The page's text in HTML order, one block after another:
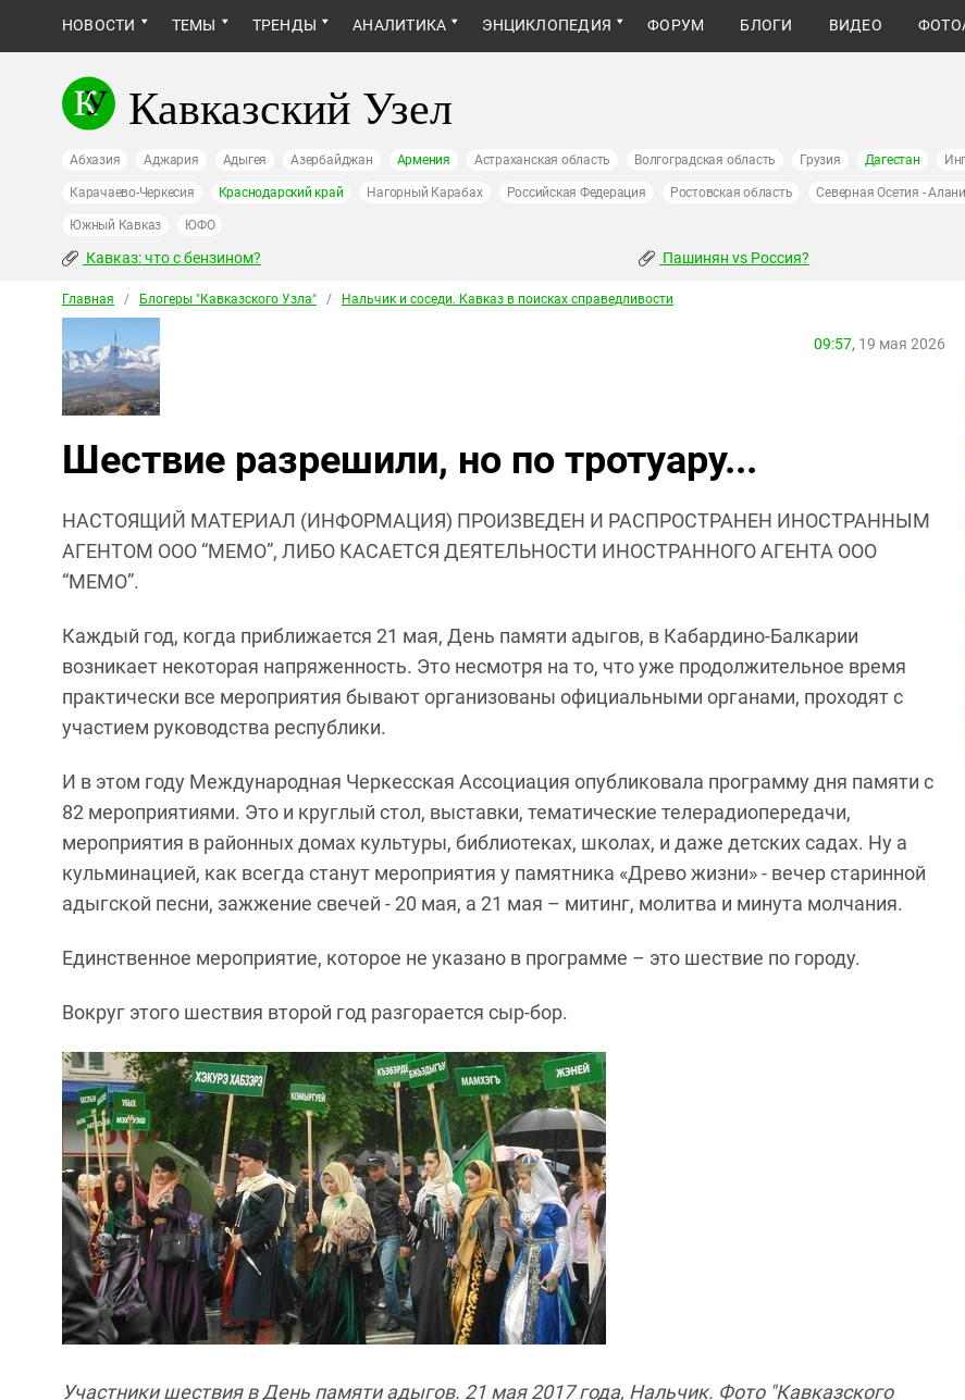
НОВОСТИ ТЕМЫ ТРЕНДЫ АНАЛИТИКА ЭНЦИКЛОПЕДИЯ ФОРУМ БЛОГИ ВИДЕО
Кавказский Узел
Абхазия Аджария Адыгея Азербайджан Армения Астраханская область Волгоградская область Грузия Дагестан
Карачаево-Черкесия Краснодарский край Нагорный Карабах Российская Федерация Ростовская область Северная Осетия -
Южный Кавказ ЮФО
Кавказ: что с бензином? Пашинян vs Россия?
Главная / Блогеры "Кавказского Узла" / Нальчик и соседи. Кавказ в поисках справедливости
09:57, 19 мая 2026
Шествие разрешили, но по тротуару...
НАСТОЯЩИЙ МАТЕРИАЛ (ИНФОРМАЦИЯ) ПРОИЗВЕДЕН И РАСПРОСТРАНЕН ИНОСТРАННЫМ
АГЕНТОМ ООО “МЕМО”, ЛИБО КАСАЕТСЯ ДЕЯТЕЛЬНОСТИ ИНОСТРАННОГО АГЕНТА ООО
“МЕМО”.
Каждый год, когда приближается 21 мая, День памяти адыгов, в Кабардино-Балкарии
возникает некоторая напряженность. Это несмотря на то, что уже продолжительное время
практически все мероприятия бывают организованы официальными органами, проходят с
участием руководства республики.
И в этом году Международная Черкесская Ассоциация опубликовала программу дня памяти с
82 мероприятиями. Это и круглый стол, выставки, тематические телерадиопередачи,
мероприятия в районных домах культуры, библиотеках, школах, и даже детских садах. Ну а
кульминацией, как всегда станут мероприятия у памятника «Древо жизни» - вечер старинной
адыгской песни, зажжение свечей - 20 мая, а 21 мая – митинг, молитва и минута молчания.
Единственное мероприятие, которое не указано в программе – это шествие по городу.
Вокруг этого шествия второй год разгорается сыр-бор.
Участники шествия в День памяти адыгов. 21 мая 2017 года, Нальчик. Фото "Кавказского